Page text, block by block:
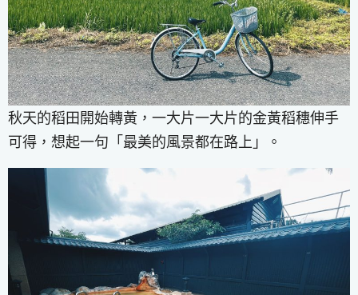
秋天的稻田開始轉黃，一大片一大片的金黃稻穗伸手
可得，想起一句「最美的風景都在路上」。